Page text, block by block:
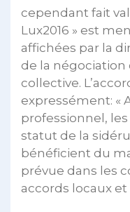
cependant fait
Lux2016 » est
affichées par la
de la négociation
collective.
expressément: «
professionnel,
statut de la
bénéficient du
prévue dans les
accords locaux et